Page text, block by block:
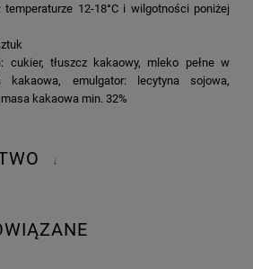
12-18°C i wilgotności poniżej
cukier, tłuszcz kakaowy, mleko pełne w
kakaowa, emulgator: lecytyna sojowa,
kakaowa min. 32%
↓